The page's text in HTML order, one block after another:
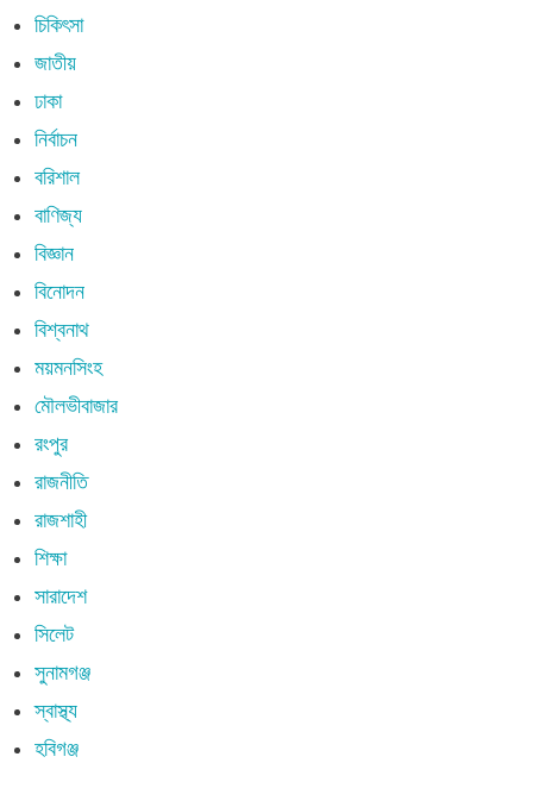
চিকিৎসা
জাতীয়
ঢাকা
নির্বাচন
বরিশাল
বাণিজ্য
বিজ্ঞান
বিনোদন
বিশ্বনাথ
ময়মনসিংহ
মৌলভীবাজার
রংপুর
রাজনীতি
রাজশাহী
শিক্ষা
সারাদেশ
সিলেট
সুনামগঞ্জ
স্বাস্থ্য
হবিগঞ্জ